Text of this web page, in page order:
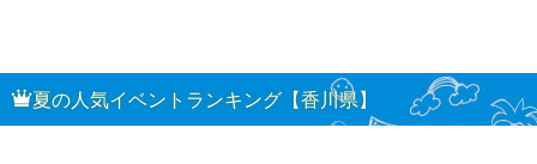
夏の人気イベントランキング【香川県】